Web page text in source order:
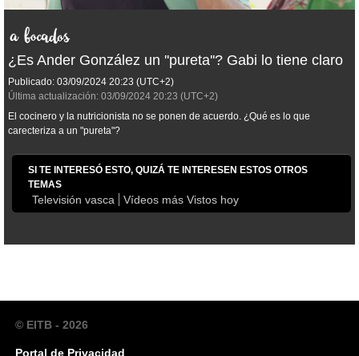
¿Es Ander González un ''pureta''? Gabi lo tiene claro
Publicado: 03/09/2024 20:23 (UTC+2)
Última actualización: 03/09/2024 20:23 (UTC+2)
El cocinero y la nutricionista no se ponen de acuerdo. ¿Qué es lo que
carecteriza a un "pureta"?
SI TE INTERESÓ ESTO, QUIZÁ TE INTERESEN ESTOS OTROS
TEMAS
Televisión vasca Vídeos más Vistos hoy
© EITB - 2026
Portal de Privacidad